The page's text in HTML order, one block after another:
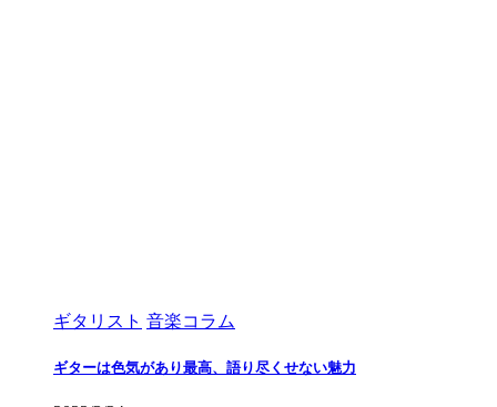
ギタリスト 音楽コラム
ギターは色気があり最高、語り尽くせない魅力